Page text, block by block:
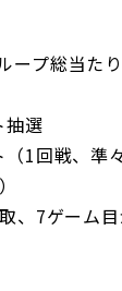
ープ総当た
抽選
1回戦、準
、7ゲーム